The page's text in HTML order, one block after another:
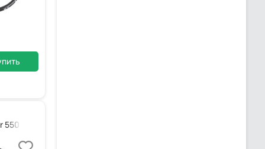
мм, 0005130089